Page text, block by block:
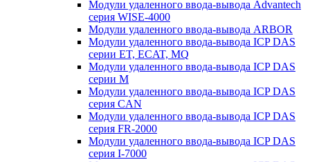
Модули удаленного ввода-вывода Advantech
серия WISE-4000
Модули удаленного ввода-вывода ARBOR
Модули удаленного ввода-вывода ICP DAS
серии ET, ECAT, MQ
Модули удаленного ввода-вывода ICP DAS
серии M
Модули удаленного ввода-вывода ICP DAS
серия CAN
Модули удаленного ввода-вывода ICP DAS
серия FR-2000
Модули удаленного ввода-вывода ICP DAS
серия I-7000